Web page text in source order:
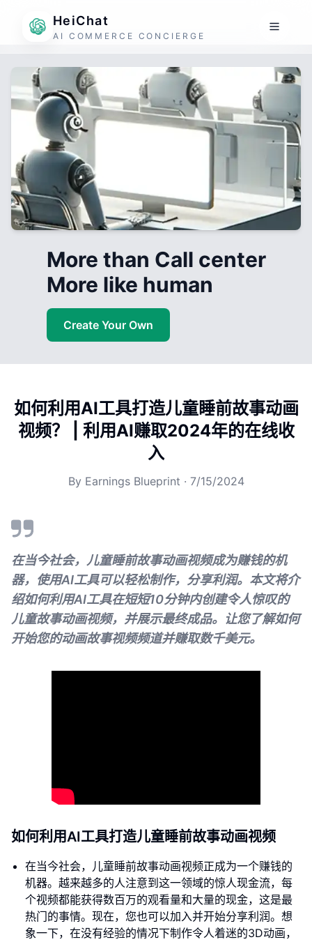
HeiChat
AI COMMERCE CONCIERGE
More than Call center
More like human
Create Your Own
如何利用AI工具打造儿童睡前故事动画
视频？ | 利用AI赚取2024年的在线收
入
By Earnings Blueprint · 7/15/2024
在当今社会，儿童睡前故事动画视频成为赚钱的机
器，使用AI工具可以轻松制作，分享利润。本文将介
绍如何利用AI工具在短短10分钟内创建令人惊叹的
儿童故事动画视频，并展示最终成品。让您了解如何
开始您的动画故事视频频道并赚取数千美元。
如何利用AI工具打造儿童睡前故事动画视频
在当今社会，儿童睡前故事动画视频正成为一个赚钱的
机器。越来越多的人注意到这一领域的惊人现金流，每
个视频都能获得数百万的观看量和大量的现金，这是最
热门的事情。现在，您也可以加入并开始分享利润。想
象一下，在没有经验的情况下制作令人着迷的3D动画，